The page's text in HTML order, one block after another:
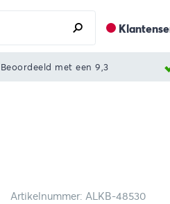
Beoordeeld met een 9,3
Artikelnummer: ALKB-48530